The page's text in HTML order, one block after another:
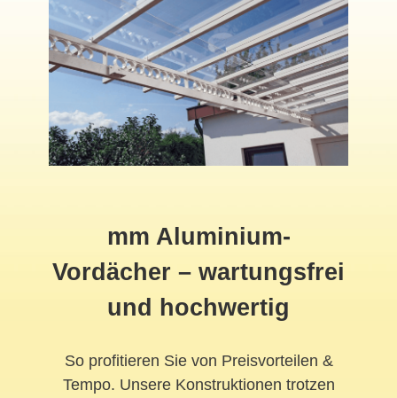
mm Aluminium-
Vordächer – wartungsfrei
und hochwertig
So profitieren Sie von Preisvorteilen &
Tempo. Unsere Konstruktionen trotzen